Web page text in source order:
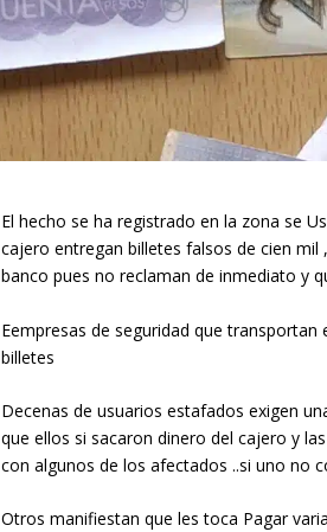
El hecho se ha registrado en la zona se
cajero entregan billetes falsos de cien
banco pues no reclaman de inmediato y
Eempresas de seguridad que
billetes
Decenas de usuarios estafados exigen
que ellos si sacaron dinero del cajero y
con algunos de los afectados ..si uno no
Otros manifiestan que les toca Pagar